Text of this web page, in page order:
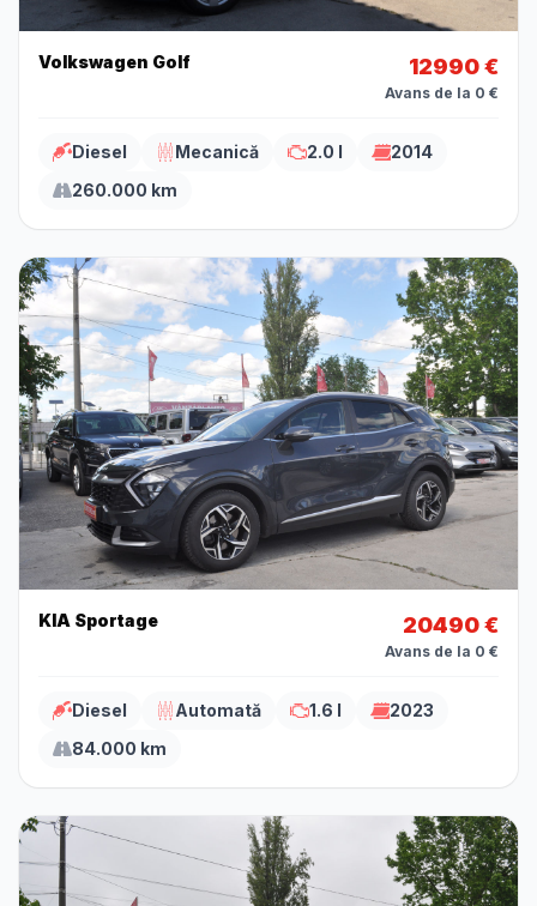
Volkswagen Golf 12990 €
Avans de la 0 €
Diesel Mecanică 2.0 l
2014
260.000 km
KIA Sportage 20490 €
Avans de la 0 €
Diesel Automată 1.6 l
2023
84.000 km